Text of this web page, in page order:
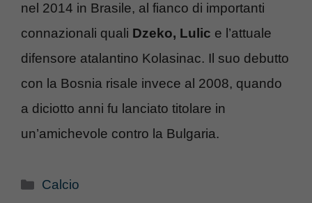
nel 2014 in Brasile, al fianco di importanti
connazionali quali Dzeko, Lulic e l’attuale
difensore atalantino Kolasinac. Il suo debutto
con la Bosnia risale invece al 2008, quando
a diciotto anni fu lanciato titolare in
un’amichevole contro la Bulgaria.
Categorie
Calcio